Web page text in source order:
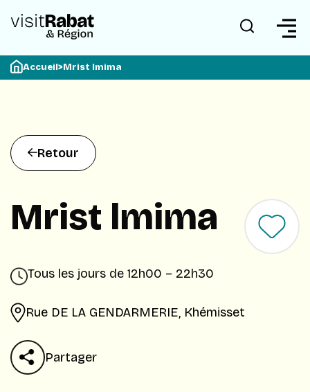
Accueil>Mrist lmima
Retour
Mrist lmima
Tous les jours de 12h00 – 22h30
Rue DE LA GENDARMERIE, Khémisset
Partager